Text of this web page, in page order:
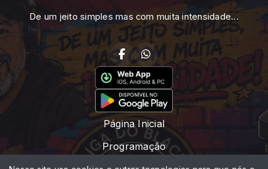
De um jeito simples mas com muita intensidade...
Página Inicial
Programação